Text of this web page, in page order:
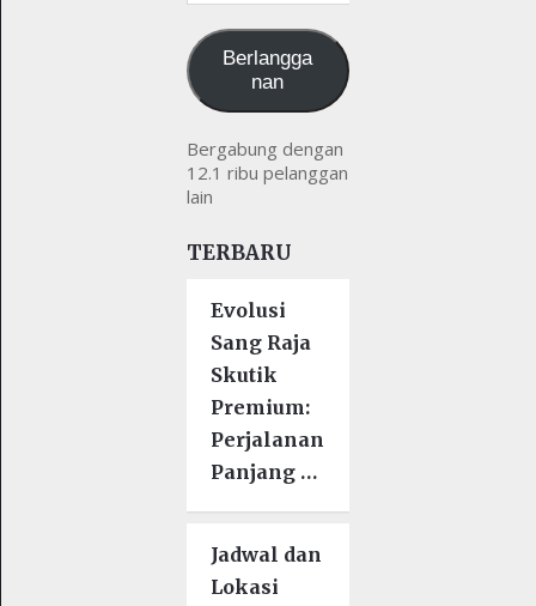
Berlangga
nan
Bergabung dengan
12.1 ribu pelanggan
lain
TERBARU
Evolusi
Sang Raja
Skutik
Premium:
Perjalanan
Panjang …
Jadwal dan
Lokasi